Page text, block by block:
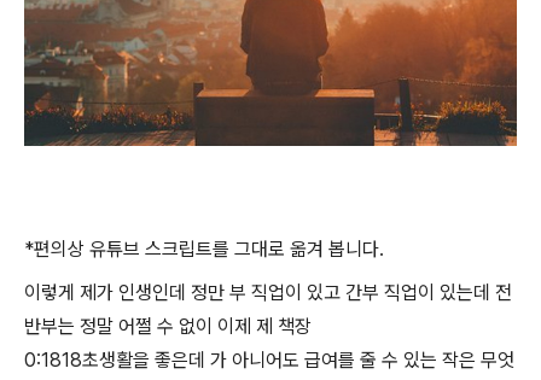
*편의상 유튜브 스크립트를 그대로 옮겨 봅니다.
이렇게 제가 인생인데 정만 부 직업이 있고 간부 직업이 있는데 전
반부는 정말 어쩔 수 없이 이제 제 책장
0:1818초생활을 좋은데 가 아니어도 급여를 줄 수 있는 작은 무엇